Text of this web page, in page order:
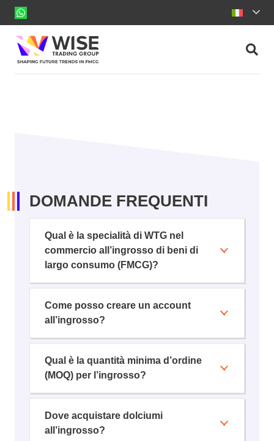
DOMANDE FREQUENTI
Qual è la specialità di WTG nel
commercio all’ingrosso di beni di
largo consumo (FMCG)?
Come posso creare un account
all’ingrosso?
Qual è la quantità minima d’ordine
(MOQ) per l’ingrosso?
Dove acquistare dolciumi
all’ingrosso?